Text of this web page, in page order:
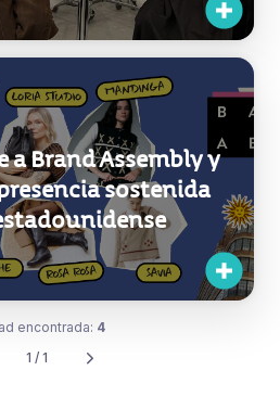
a Brand Assembly y
sostenida
encontrada: 4
1 / 1